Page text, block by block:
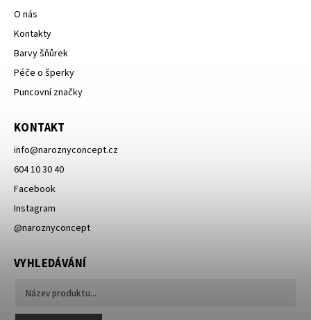
O nás
Kontakty
Barvy šňůrek
Péče o šperky
Puncovní značky
KONTAKT
info@naroznyconcept.cz
604 10 30 40
Facebook
Instagram
@naroznyconcept
VYHLEDÁVÁNÍ